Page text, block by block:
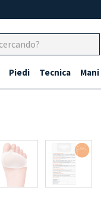
Piedi Tecnica Mani